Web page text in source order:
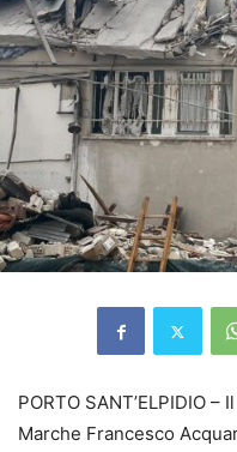
PORTO SANT’ELPIDIO
Marche Francesco